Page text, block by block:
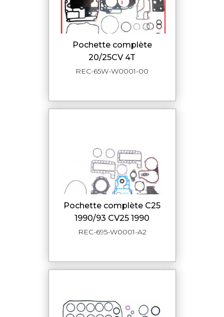
pochette complète
20/25CV 4T
REC-65W-W0001-00
pochette complète C25
1990/93 CV25 1990
REC-695-W0001-A2